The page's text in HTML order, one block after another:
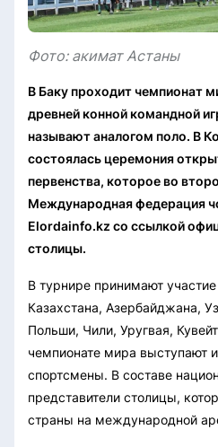
Фото: акимат Астаны
В Баку проходит чемпионат
древней конной командной
называют аналогом поло. В
состоялась церемония
первенства, которое во
Международная федерация
Elordainfo.kz co ссылкой
столицы.
В турнире принимают
Казахстана, Азербайджана,
Польши, Чили, Уругвая,
чемпионате мира выступают
спортсмены. В составе
представители столицы,
страны на международной